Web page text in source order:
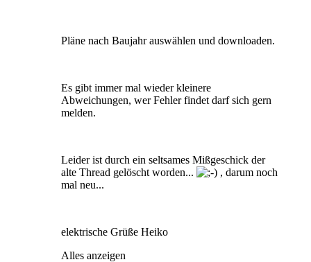
Pläne nach Baujahr auswählen und downloaden.
Es gibt immer mal wieder kleinere
Abweichungen, wer Fehler findet darf sich gern
melden.
Leider ist durch ein seltsames Mißgeschick der
alte Thread gelöscht worden...
, darum noch
mal neu...
elektrische Grüße Heiko
Alles anzeigen